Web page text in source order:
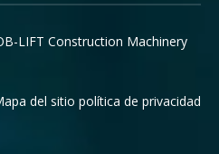
LIFT Construction Machinery
del sitio política de privacidad